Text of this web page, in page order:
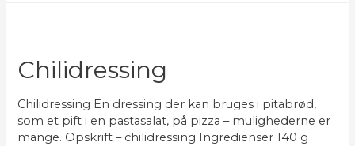
Chilidressing
Chilidressing En dressing der kan bruges i pitabrød,
som et pift i en pastasalat, på pizza – mulighederne er
mange. Opskrift – chilidressing Ingredienser 140 g